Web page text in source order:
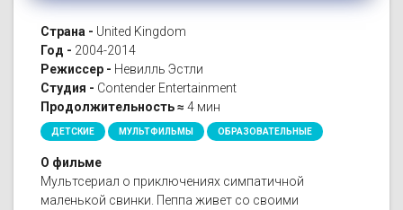
Страна - United Kingdom
Год - 2004-2014
Режиссер - Невилль Эстли
Студия - Contender Entertainment
Продолжительность ≈ 4 мин
ДЕТСКИЕ МУЛЬТФИЛЬМЫ ОБРАЗОВАТЕЛЬНЫЕ
О фильме
Мультсериал о приключениях симпатичной
маленькой свинки. Пеппа живет со своими